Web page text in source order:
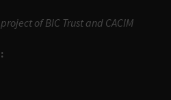
project of BIC Trust and CACIM